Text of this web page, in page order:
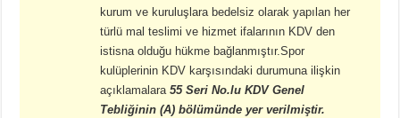
kurum ve kuruluşlara bedelsiz olarak yapılan her
türlü mal teslimi ve hizmet ifalarının KDV den
istisna olduğu hükme bağlanmıştır.Spor
kulüplerinin KDV karşısındaki durumuna ilişkin
açıklamalara 55 Seri No.lu KDV Genel
Tebliğinin (A) bölümünde yer verilmiştir.